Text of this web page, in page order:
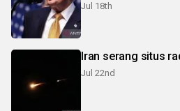
Jul 18th
Iran serang situs
Jul 22nd